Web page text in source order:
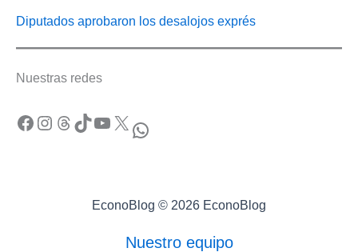
Diputados aprobaron los desalojos exprés
Nuestras redes
Facebook Instagram Threads TikTok YouTube X WhatsApp
EconoBlog © 2026 EconoBlog
Nuestro equipo